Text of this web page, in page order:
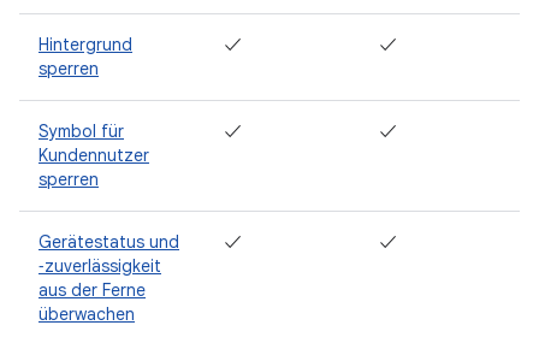
Hintergrund
sperren
✓ ✓
Symbol für
Kundennutzer
sperren
✓ ✓
Gerätestatus und
‑zuverlässigkeit
aus der Ferne
überwachen
✓ ✓